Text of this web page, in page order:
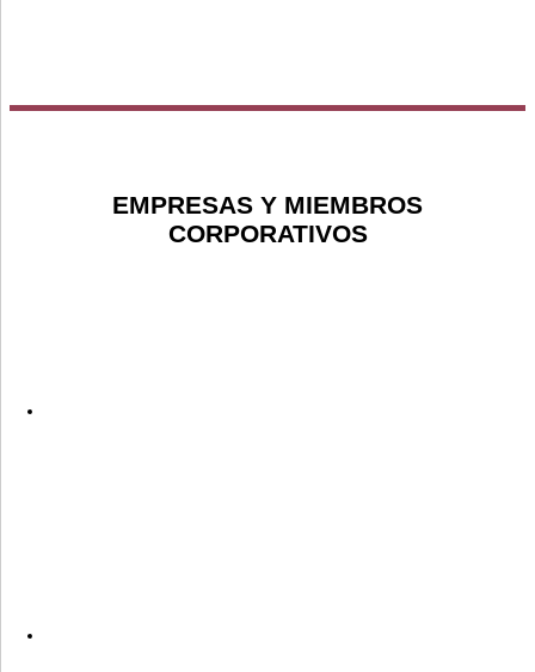
EMPRESAS Y MIEMBROS
CORPORATIVOS